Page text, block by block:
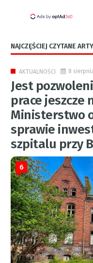
NAJCZĘŚCIEJ CZYTANE
AKTUALNOŚCI 8
Jest
prace jeszcze
Ministerstwo
sprawie
szpitalu przy
6